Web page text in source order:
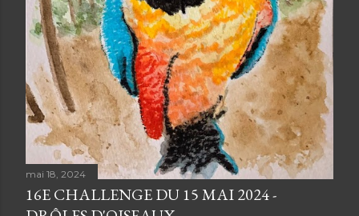
mai 18, 2024
16E CHALLENGE DU 15 MAI 2024 -